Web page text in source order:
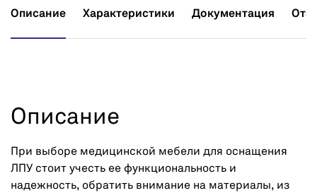
Описание Характеристики Документация
Описание
При выборе медицинской мебели для оснащения
ЛПУ стоит учесть ее функциональность и
надежность, обратить внимание на материалы, из